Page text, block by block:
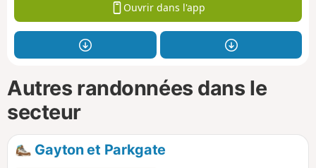
Ouvrir dans l'app
Autres randonnées dans le
secteur
Gayton et Parkgate